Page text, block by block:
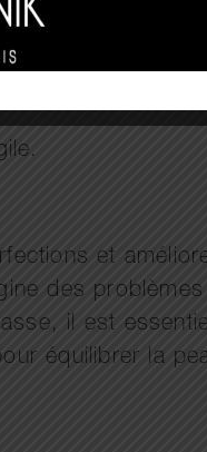
et
des
il est
équilibrer la